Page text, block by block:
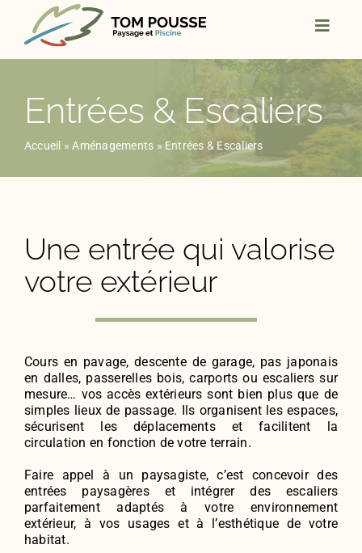
content
Entrées & Escaliers
Accueil »Aménagements » Entrées & Escaliers
Une entrée qui valorise
votre extérieur
Cours en pavage, descente de garage, pas japonais
en dalles, passerelles bois, carports ou escaliers sur
mesure… vos accès extérieurs sont bien plus que de
simples lieux de passage. Ils organisent les espaces,
sécurisent les déplacements et facilitent la
circulation en fonction de votre terrain.
Faire appel à un paysagiste, c’est concevoir des
entrées paysagères et intégrer des escaliers
parfaitement adaptés à votre environnement
extérieur, à vos usages et à l’esthétique de votre
habitat.